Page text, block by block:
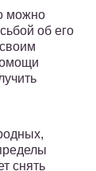
можно
об его
снять